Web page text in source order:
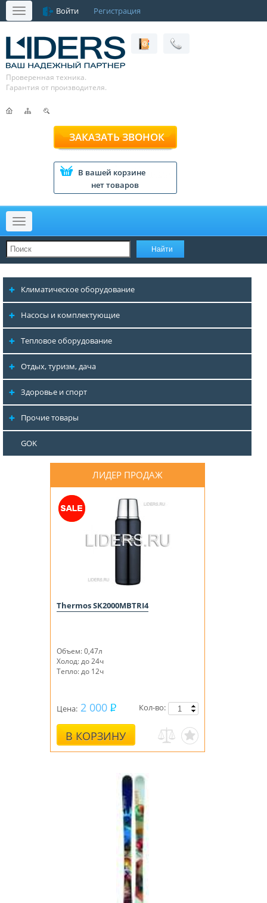
Меню Войти Регистрация
Проверенная техника.
Гарантия от производителя.
ЗАКАЗАТЬ ЗВОНОК
В вашей корзине
нет товаров
Меню
Климатическое оборудование
Насосы и комплектующие
Тепловое оборудование
Отдых, туризм, дача
Здоровье и спорт
Прочие товары
GOK
ЛИДЕР ПРОДАЖ
Thermos SK2000MBTRI4
Объем: 0,47л
Холод: до 24ч
Тепло: до 12ч
Цена: 2 000
В КОРЗИНУ
Кол-во: